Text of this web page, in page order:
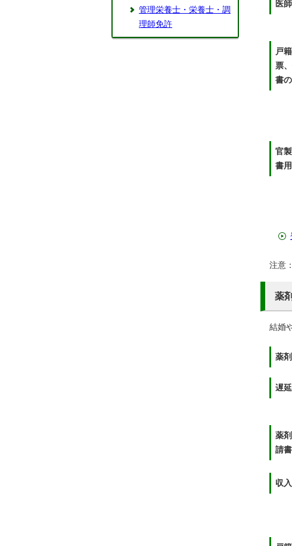
医
戸
票
書
官
書
注意
薬
結婚
薬
遅
薬
請書
収
管理栄養士・栄養士・調
理師免許